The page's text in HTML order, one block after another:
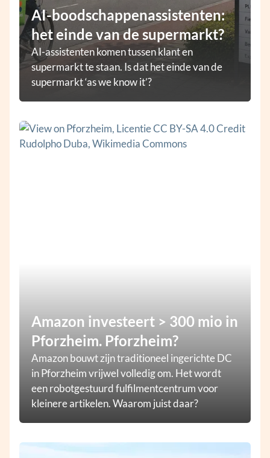
AI-boodschappenassistenten:
het einde van de supermarkt?
AI-assistenten komen tussen klant en
supermarkt te staan. Is dat het einde van de
supermarkt ‘as we know it’?
Amazon investeert > 300 mio in
Pforzheim. Pforzheim?
Amazon bouwt zijn traditioneel ingerichte DC
in Pforzheim vrijwel volledig om. Het wordt
een robotgestuurd fulfilmentcentrum voor
kleinere artikelen. Waarom juist daar?